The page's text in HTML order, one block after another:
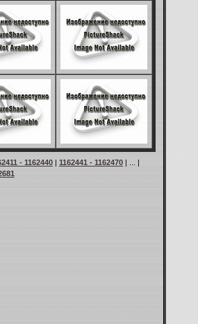
- 1162440 | 1162441 - 1162470 | ... |